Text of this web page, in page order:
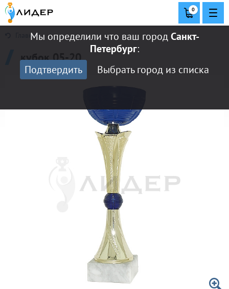
Мы определили что ваш городСанкт-
Петербург:
Подтвердить
Выбрать город из списка
0
Главная
кубок 05-20